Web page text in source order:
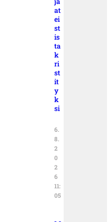
at
ei
st
is
ta
k
ri
st
it
y
k
si
6.
8.
2
0
2
6
11:
05